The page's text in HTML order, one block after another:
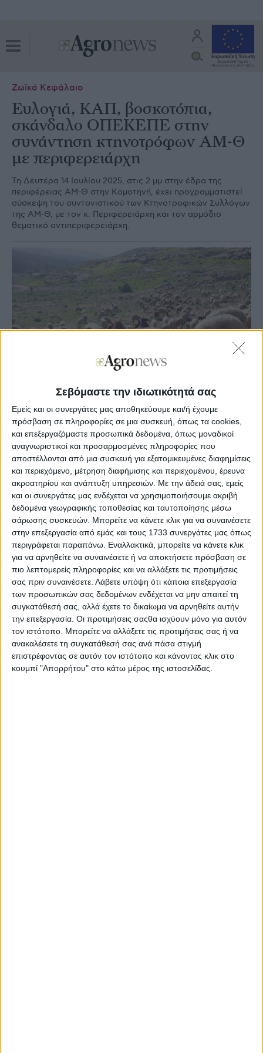
Σεβόμαστε την ιδιωτικότητά σας
Εμείς και οι συνεργάτες μας αποθηκεύουμε και/ή έχουμε
πρόσβαση σε πληροφορίες σε μια συσκευή, όπως τα cookies,
και επεξεργαζόμαστε προσωπικά δεδομένα, όπως μοναδικοί
αναγνωριστικοί και προσαρμοσμένες πληροφορίες που
αποστέλλονται από μια συσκευή για εξατομικευμένες διαφημίσεις
και περιεχόμενο, μέτρηση διαφήμισης και περιεχομένου, έρευνα
ακροατηρίου και ανάπτυξη υπηρεσιών. Με την άδειά σας, εμείς
και οι συνεργάτες μας ενδέχεται να χρησιμοποιήσουμε ακριβή
δεδομένα γεωγραφικής τοποθεσίας και ταυτοποίησης μέσω
σάρωσης συσκευών. Μπορείτε να κάνετε κλικ για να συναινέσετε
στην επεξεργασία από εμάς και τους 1733 συνεργάτες μας όπως
περιγράφεται παραπάνω. Εναλλακτικά, μπορείτε να κάνετε κλικ
για να αρνηθείτε να συναινέσετε ή να αποκτήσετε πρόσβαση σε
πιο λεπτομερείς πληροφορίες και να αλλάξετε τις προτιμήσεις
σας πριν συναινέσετε. Λάβετε υπόψη ότι κάποια επεξεργασία
των προσωπικών σας δεδομένων ενδέχεται να μην απαιτεί τη
συγκατάθεσή σας, αλλά έχετε το δικαίωμα να αρνηθείτε αυτήν
την επεξεργασία. Οι προτιμήσεις σαςθα ισχύουν μόνο για αυτόν
τον ιστότοπο. Μπορείτε να αλλάξετε τις προτιμήσεις σας ή να
ανακαλέσετε τη συγκατάθεσή σας ανά πάσα στιγμή
επιστρέφοντας σε αυτόν τον ιστότοπο και κάνοντας κλικ στο
κουμπί "Απορρήτου" στο κάτω μέρος της ιστοσελίδας.
Ζωϊκό Κεφάλαιο
Ευλογιά, ΚΑΠ, βοσκοτόπια,
σκάνδαλο ΟΠΕΚΕΠΕ στην
συνάντηση κτηνοτρόφων ΑΜ-Θ
με περιφερειάρχη
Tη Δευτέρα 14 Ιουλίου 2025, στις 2 μμ στην έδρα της
περιφέρειας ΑΜ-Θ στην Κομοτηνή, έχει προγραμματιστεί
σύσκεψη του συντονιστικού των Κτηνοτροφικών Συλλόγων
της ΑΜ-Θ, με τον κ. Περιφερειάρχη και τον αρμόδιο
θεματικό αντιπεριφερειάρχη.
Agronews
14/07/2025, 11:19 πμ
5 0
Κύρια θέματα που θ’ απασχολήσουν τη σύσκεψη,
σύμφωνα με την σχετική ανακοίνωση των κτηνοτρόφων
της ΑΜ-Θ είναι
- Ευλογιά των αιγοπροβάτω
- ΚΑΠ, βοσκοτόπια, στρεβλώσεις με ανισομερή κατανομή
των ενισχύσεων
- και επιπτώσεις σκανδάλου ΟΠΕΚΕΠΕ στην κτηνοτροφία.
Σχόλια(0) Προσθήκη σχολίου
ΤΟ ΔΙΚΟ ΣΑΣ ΣΧΟΛΙΟ